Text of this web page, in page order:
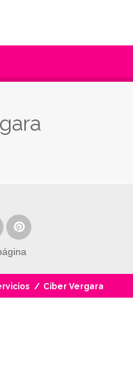
/ Ciber Vergara